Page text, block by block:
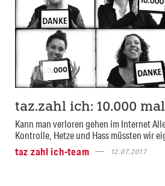
taz.zahl ich: 10.000
Kann man verloren gehen im Internet
Kontrolle, Hetze und Hass müssten wir
taz zahl ich-team
12.07.2017